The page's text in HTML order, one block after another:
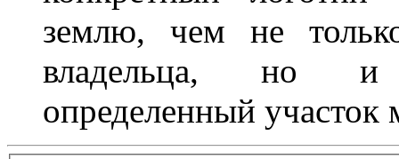
землю, чем не
владельца, но и
определенный участок